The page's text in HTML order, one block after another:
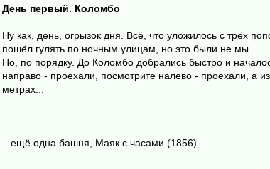
День первый. Коломбо
Ну как, день, огрызок дня. Всё, что уложилось с трёх
пошёл гулять по ночным улицам, но это были не мы...
Но, по порядку. До Коломбо добрались быстро и
направо - проехали, посмотрите налево - проехали, а
метрах...
...ещё одна башня, Маяк с часами (1856)...